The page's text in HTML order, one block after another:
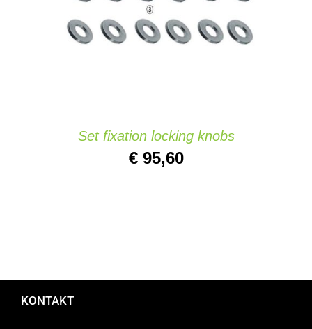
Set fixation locking knobs
€95,60
KONTAKT